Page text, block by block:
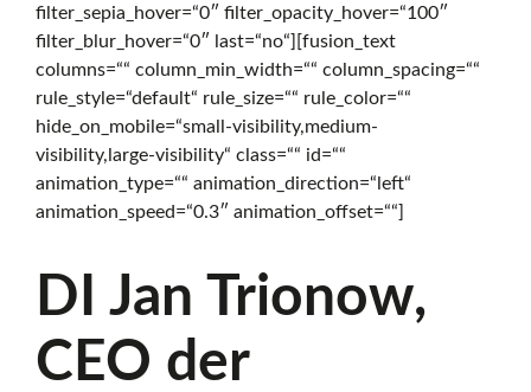
filter_sepia_hover=“0″ filter_opacity_hover=“100″
filter_blur_hover=“0″ last=“no“][fusion_text
columns=““ column_min_width=““ column_spacing=““
rule_style=“default“ rule_size=““ rule_color=““
hide_on_mobile=“small-visibility,medium-
visibility,large-visibility“ class=““ id=““
animation_type=““ animation_direction=“left“
animation_speed=“0.3″ animation_offset=““]
DI Jan Trionow,
CEO der